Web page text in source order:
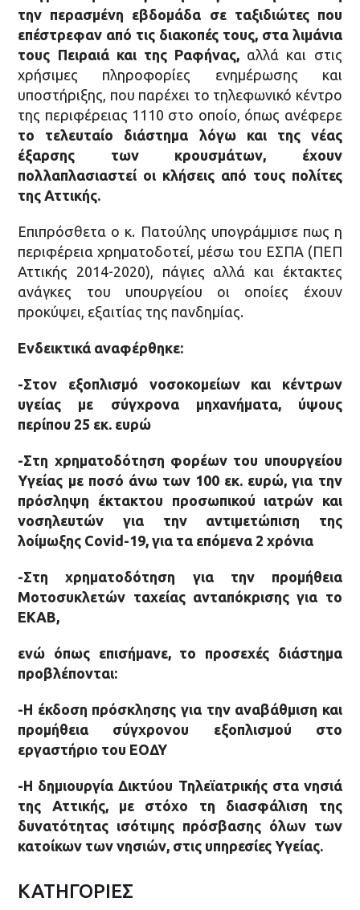
την περασμένη εβδομάδα σε ταξιδιώτες που
επέστρεφαν από τις διακοπές τους, στα λιμάνια
τους Πειραιά και της Ραφήνας, αλλά και στις
χρήσιμες πληροφορίες ενημέρωσης και
υποστήριξης, που παρέχει το τηλεφωνικό κέντρο
της περιφέρειας 1110 στο οποίο, όπως ανέφερε
το τελευταίο διάστημα λόγω και της νέας
έξαρσης των κρουσμάτων, έχουν
πολλαπλασιαστεί οι κλήσεις από τους πολίτες
της Αττικής.
Επιπρόσθετα ο κ. Πατούλης υπογράμμισε πως η
περιφέρεια χρηματοδοτεί, μέσω του ΕΣΠΑ (ΠΕΠ
Αττικής 2014-2020), πάγιες αλλά και έκτακτες
ανάγκες του υπουργείου οι οποίες έχουν
προκύψει, εξαιτίας της πανδημίας.
Ενδεικτικά αναφέρθηκε:
-Στον εξοπλισμό νοσοκομείων και κέντρων
υγείας με σύγχρονα μηχανήματα, ύψους
περίπου 25 εκ. ευρώ
-Στη χρηματοδότηση φορέων του υπουργείου
Υγείας με ποσό άνω των 100 εκ. ευρώ, για την
πρόσληψη έκτακτου προσωπικού ιατρών και
νοσηλευτών για την αντιμετώπιση της
λοίμωξης Covid-19, για τα επόμενα 2 χρόνια
-Στη χρηματοδότηση για την προμήθεια
Μοτοσυκλετών ταχείας ανταπόκρισης για το
ΕΚΑΒ,
ενώ όπως επισήμανε, το προσεχές διάστημα
προβλέπονται:
-Η έκδοση πρόσκλησης για την αναβάθμιση και
προμήθεια σύγχρονου εξοπλισμού στο
εργαστήριο του ΕΟΔΥ
-Η δημιουργία Δικτύου Τηλεϊατρικής στα νησιά
της Αττικής, με στόχο τη διασφάλιση της
δυνατότητας ισότιμης πρόσβασης όλων των
κατοίκων των νησιών, στις υπηρεσίες Υγείας.
ΚΑΤΗΓΟΡΙΕΣ